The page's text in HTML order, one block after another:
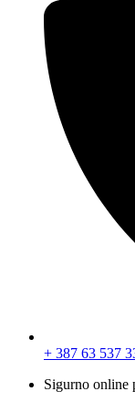
+ 387 63 537
Sigurno online